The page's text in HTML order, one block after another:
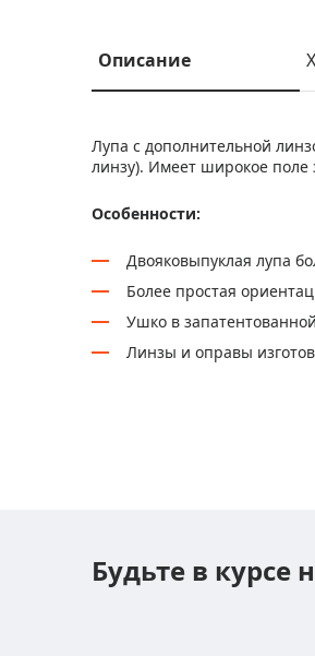
Описание
Лупа с дополнительной
линзу). Имеет широкое поле
Особенности:
Двояковыпуклая лупа
Более простая
Ушко в
Линзы и оправы
Будьте в